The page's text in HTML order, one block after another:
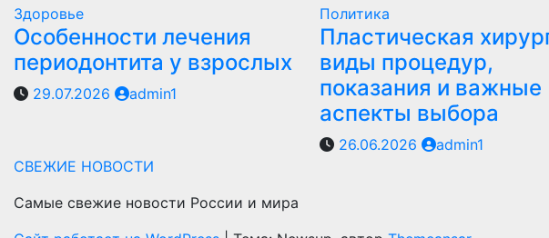
Здоровье
Особенности лечения
периодонтита у взрослых
29.07.2026 admin1
Политика
Пластическая
виды процедур,
показания и важные
аспекты выбора
26.06.2026 admin1
СВЕЖИЕ НОВОСТИ
Самые свежие новости России и мира